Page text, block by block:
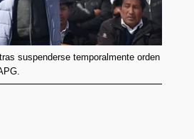
suspenderse temporalmente orden